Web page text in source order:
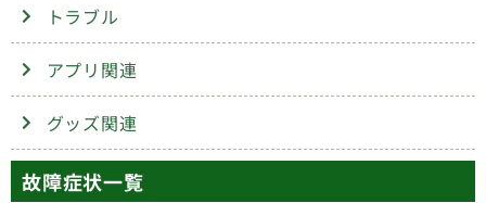
トラブル
アプリ関連
グッズ関連
故障症状一覧